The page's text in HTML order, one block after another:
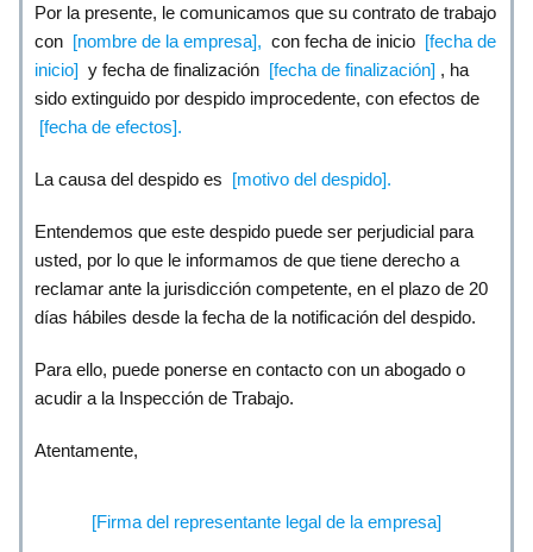
Por la presente, le comunicamos que su contrato de trabajo
con [nombre de la empresa], con fecha de inicio [fecha de
inicio] y fecha de finalización [fecha de finalización] , ha
sido extinguido por despido improcedente, con efectos de
[fecha de efectos].
La causa del despido es [motivo del despido].
Entendemos que este despido puede ser perjudicial para
usted, por lo que le informamos de que tiene derecho a
reclamar ante la jurisdicción competente, en el plazo de 20
días hábiles desde la fecha de la notificación del despido.
Para ello, puede ponerse en contacto con un abogado o
acudir a la Inspección de Trabajo.
Atentamente,
[Firma del representante legal de la empresa]